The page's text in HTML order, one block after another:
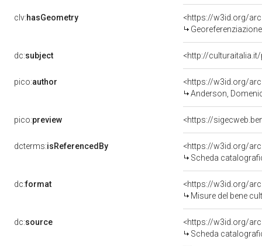
clv:hasGeometry
<https://w3id.org/
dc:subject <http://
pico:author
<https://w3id.org/
Anderson,
pico:preview <https://
dcterms:isReferencedBy
<https://w3id.org/
Scheda
dc:format
<https://w3id.org/
Misure del bene
dc:source
<https://w3id.org/
Scheda